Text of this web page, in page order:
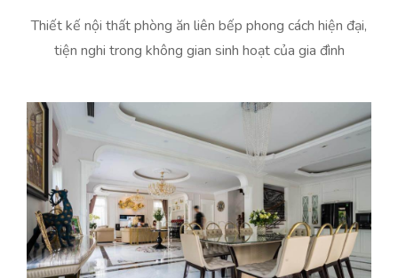
Thiết kế nội thất phòng ăn liên bếp phong cách hiện đại,
tiện nghi trong không gian sinh hoạt của gia đình